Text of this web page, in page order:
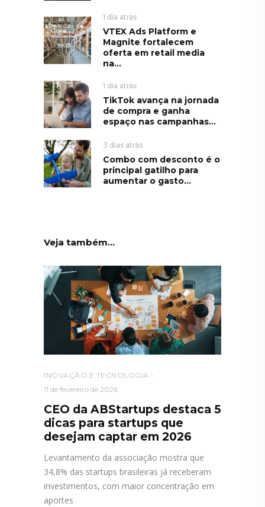
1 dia atrás
VTEX Ads Platform e
Magnite fortalecem
oferta em retail media
na...
1 dia atrás
TikTok avança na jornada
de compra e ganha
espaço nas campanhas...
3 dias atrás
Combo com desconto é o
principal gatilho para
aumentar o gasto...
Veja também...
INOVAÇÃO E TECNOLOGIA
11 de fevereiro de 2026
CEO da ABStartups destaca 5
dicas para startups que
desejam captar em 2026
Levantamento da associação mostra que
34,8% das startups brasileiras já receberam
investimentos, com maior concentração em
aportes